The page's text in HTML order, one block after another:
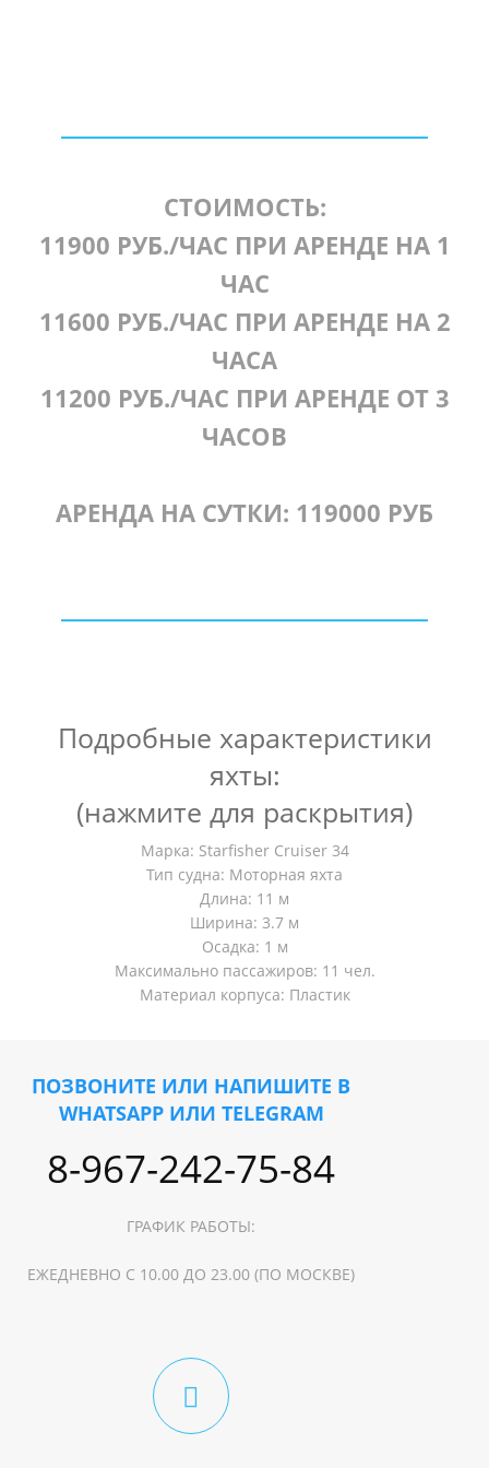
СТОИМОСТЬ:
11900 РУБ./ЧАС ПРИ АРЕНДЕ НА 1
ЧАС
11600 РУБ./ЧАС ПРИ АРЕНДЕ НА 2
ЧАСА
11200 РУБ./ЧАС ПРИ АРЕНДЕ ОТ 3
ЧАСОВ
АРЕНДА НА СУТКИ: 119000 РУБ
Подробные характеристики
яхты:
(нажмите для раскрытия)
Марка: Starfisher Cruiser 34
Тип судна: Моторная яхта
Длина: 11 м
Ширина: 3.7 м
Осадка: 1 м
Максимально пассажиров: 11 чел.
Материал корпуса: Пластик
ПОЗВОНИТЕ ИЛИ НАПИШИТЕ В
WHATSAPP ИЛИ TELEGRAM
8-967-242-75-84
ГРАФИК РАБОТЫ:
ЕЖЕДНЕВНО С 10.00 ДО 23.00 (ПО МОСКВЕ)